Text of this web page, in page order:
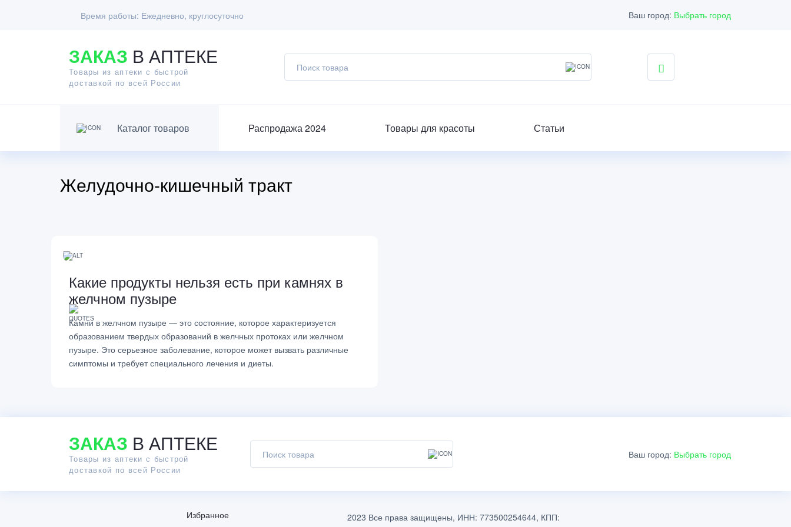
Время работы: Ежедневно, круглосуточно Ваш город: Выбрать город
ЗАКАЗ В АПТЕКЕ
Товары из аптеки с быстрой
доставкой по всей России
Каталог товаров Распродажа 2024 Товары для красоты Статьи
Желудочно-кишечный тракт
Какие продукты нельзя есть при камнях в
желчном пузыре
Камни в желчном пузыре — это состояние, которое характеризуется
образованием твердых образований в желчных протоках или желчном
пузыре. Это серьезное заболевание, которое может вызвать различные
симптомы и требует специального лечения и диеты.
ЗАКАЗ В АПТЕКЕ
Товары из аптеки с быстрой
доставкой по всей России
Ваш город: Выбрать город
Избранное
2023 Все права защищены, ИНН: 773500254644, КПП: